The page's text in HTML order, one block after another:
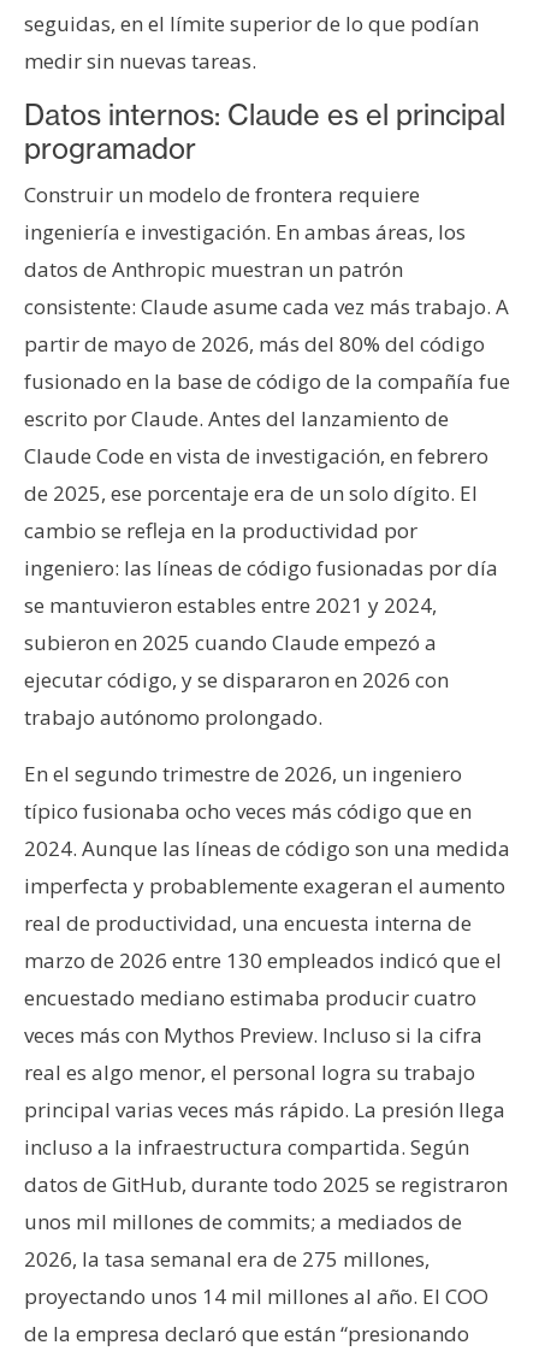
seguidas, en el límite superior de lo que podían
medir sin nuevas tareas.
Datos internos: Claude es el principal
programador
Construir un modelo de frontera requiere
ingeniería e investigación. En ambas áreas, los
datos de Anthropic muestran un patrón
consistente: Claude asume cada vez más trabajo. A
partir de mayo de 2026, más del 80% del código
fusionado en la base de código de la compañía fue
escrito por Claude. Antes del lanzamiento de
Claude Code en vista de investigación, en febrero
de 2025, ese porcentaje era de un solo dígito. El
cambio se refleja en la productividad por
ingeniero: las líneas de código fusionadas por día
se mantuvieron estables entre 2021 y 2024,
subieron en 2025 cuando Claude empezó a
ejecutar código, y se dispararon en 2026 con
trabajo autónomo prolongado.
En el segundo trimestre de 2026, un ingeniero
típico fusionaba ocho veces más código que en
2024. Aunque las líneas de código son una medida
imperfecta y probablemente exageran el aumento
real de productividad, una encuesta interna de
marzo de 2026 entre 130 empleados indicó que el
encuestado mediano estimaba producir cuatro
veces más con Mythos Preview. Incluso si la cifra
real es algo menor, el personal logra su trabajo
principal varias veces más rápido. La presión llega
incluso a la infraestructura compartida. Según
datos de GitHub, durante todo 2025 se registraron
unos mil millones de commits; a mediados de
2026, la tasa semanal era de 275 millones,
proyectando unos 14 mil millones al año. El COO
de la empresa declaró que están “presionando